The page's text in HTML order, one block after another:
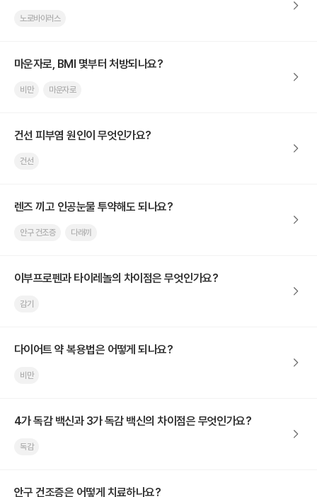
노로바이러스
마운자로, BMI 몇부터 처방되나요?
비만 마운자로
건선 피부염 원인이 무엇인가요?
건선
렌즈 끼고 인공눈물 투약해도 되나요?
안구 건조증 다래끼
이부프로펜과 타이레놀의 차이점은 무엇인가요?
감기
다이어트 약 복용법은 어떻게 되나요?
비만
4가 독감 백신과 3가 독감 백신의 차이점은 무엇인가요?
독감
안구 건조증은 어떻게 치료하나요?